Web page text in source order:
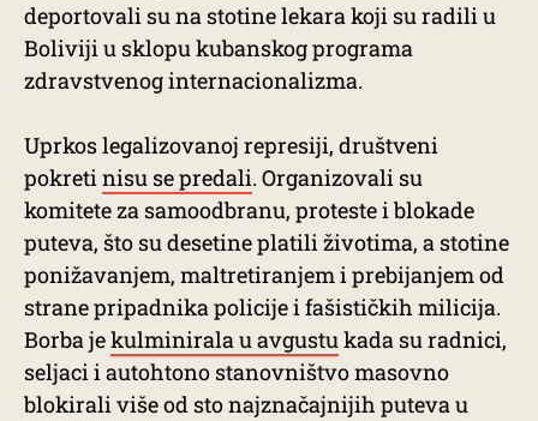
deportovali su na stotine lekara koji su radili u
Boliviji u sklopu kubanskog programa
zdravstvenog internacionalizma.
Uprkos legalizovanoj represiji, društveni
pokretinisu se predali. Organizovali su
komitete za samoodbranu, proteste i blokade
puteva, što su desetine platili životima, a stotine
ponižavanjem, maltretiranjem i prebijanjem od
strane pripadnika policije i fašističkih milicija.
Borba jekulminirala u avgustukada su radnici,
seljaci i autohtono stanovništvo masovno
blokirali više od sto najznačajnijih puteva u